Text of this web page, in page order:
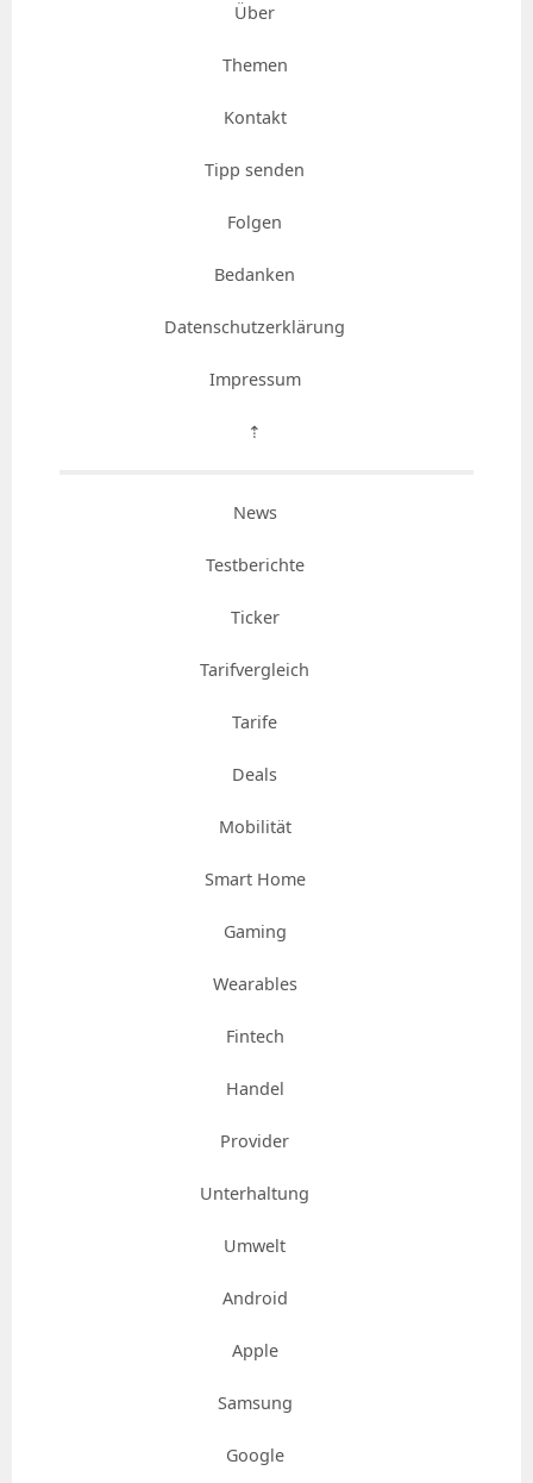
Über
Themen
Kontakt
Tipp senden
Folgen
Bedanken
Datenschutzerklärung
Impressum
⇡
News
Testberichte
Ticker
Tarifvergleich
Tarife
Deals
Mobilität
Smart Home
Gaming
Wearables
Fintech
Handel
Provider
Unterhaltung
Umwelt
Android
Apple
Samsung
Google